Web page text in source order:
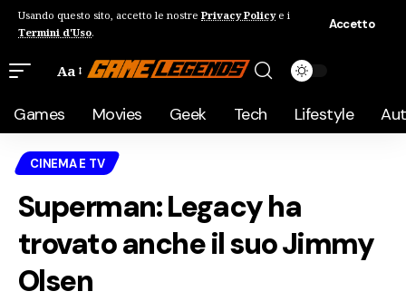
Usando questo sito, accetto le nostre Privacy Policye i
Termini d'Uso.
Accetto
Aa
Games Movies Geek Tech Lifestyle
CINEMA E TV
Superman: Legacy ha
trovato anche il suo Jimmy
Olsen